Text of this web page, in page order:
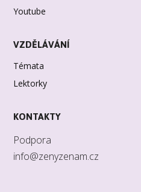
Youtube
VZDĚLÁVÁNÍ
Témata
Lektorky
KONTAKTY
Podpora
info@zenyzenam.cz